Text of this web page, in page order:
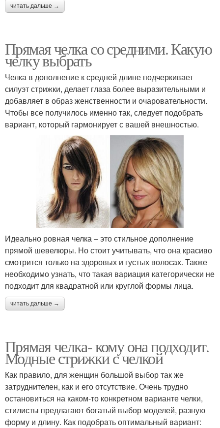
читать дальше →
Прямая челка со средними. Какую
челку выбрать
Челка в дополнение к средней длине подчеркивает
силуэт стрижки, делает глаза более выразительными и
добавляет в образ женственности и очаровательности.
Чтобы все получилось именно так, следует подобрать
вариант, который гармонирует с вашей внешностью.
Идеально ровная челка – это стильное дополнение
прямой шевелюры. Но стоит учитывать, что она красиво
смотрится только на здоровых и густых волосах. Также
необходимо узнать, что такая вариация категорически не
подходит для квадратной или круглой формы лица.
читать дальше →
Прямая челка- кому она подходит.
Модные стрижки с челкой
Как правило, для женщин большой выбор так же
затруднителен, как и его отсутствие. Очень трудно
остановиться на каком-то конкретном варианте челки,
стилисты предлагают богатый выбор моделей, разную
форму и длину. Как подобрать оптимальный вариант: